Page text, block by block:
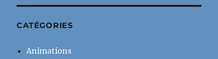
CATÉGORIES
Animations